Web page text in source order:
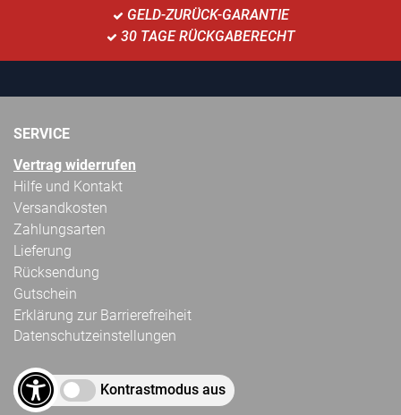
GELD-ZURÜCK-GARANTIE
30 TAGE RÜCKGABERECHT
SERVICE
Vertrag widerrufen
Hilfe und Kontakt
Versandkosten
Zahlungsarten
Lieferung
Rücksendung
Gutschein
Erklärung zur Barrierefreiheit
Datenschutzeinstellungen
Kontrastmodus aus